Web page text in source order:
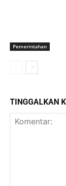
Pemerintahan
TINGGALKAN